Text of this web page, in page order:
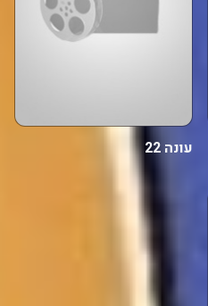
עונה 22